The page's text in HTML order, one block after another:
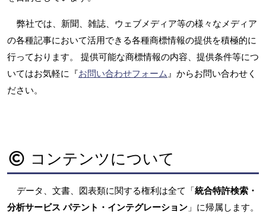
弊社では、新聞、雑誌、ウェブメディア等の様々なメディア
の各種記事において活用できる各種商標情報の提供を積極的に
行っております。 提供可能な商標情報の内容、提供条件等につ
いてはお気軽に『お問い合わせフォーム』からお問い合わせく
ださい。
コンテンツについて
データ、文書、図表類に関する権利は全て「統合特許検索・
分析サービス パテント・インテグレーション 」に帰属します。